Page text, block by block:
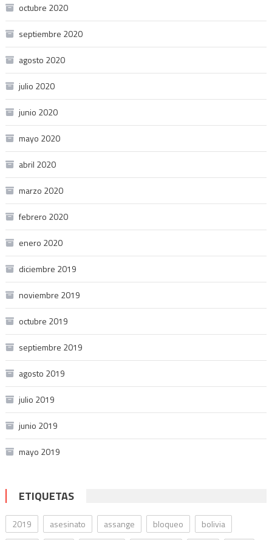
octubre 2020
septiembre 2020
agosto 2020
julio 2020
junio 2020
mayo 2020
abril 2020
marzo 2020
febrero 2020
enero 2020
diciembre 2019
noviembre 2019
octubre 2019
septiembre 2019
agosto 2019
julio 2019
junio 2019
mayo 2019
ETIQUETAS
2019 asesinato assange bloqueo bolivia